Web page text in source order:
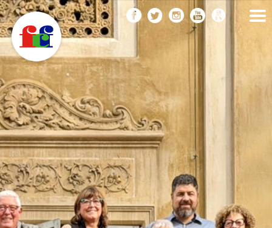
Vés
al
contingut
FEDERACIÓ CATALANA
DE FOTOGRAFIA
F
C
F